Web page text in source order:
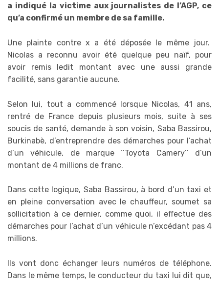
a indiqué la victime aux journalistes de l’AGP, ce
qu’a confirmé un membre de sa famille.
Une plainte contre x a été déposée le même jour.
Nicolas a reconnu avoir été quelque peu naïf, pour
avoir remis ledit montant avec une aussi grande
facilité, sans garantie aucune.
Selon lui, tout a commencé lorsque Nicolas, 41 ans,
rentré de France depuis plusieurs mois, suite à ses
soucis de santé, demande à son voisin, Saba Bassirou,
Burkinabè, d’entreprendre des démarches pour l’achat
d’un véhicule, de marque ‘’Toyota Camery’’ d’un
montant de 4 millions de franc.
Dans cette logique, Saba Bassirou, à bord d’un taxi et
en pleine conversation avec le chauffeur, soumet sa
sollicitation à ce dernier, comme quoi, il effectue des
démarches pour l’achat d’un véhicule n’excédant pas 4
millions.
Ils vont donc échanger leurs numéros de téléphone.
Dans le même temps, le conducteur du taxi lui dit que,